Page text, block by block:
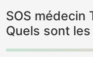
SOS médecin
Quels sont